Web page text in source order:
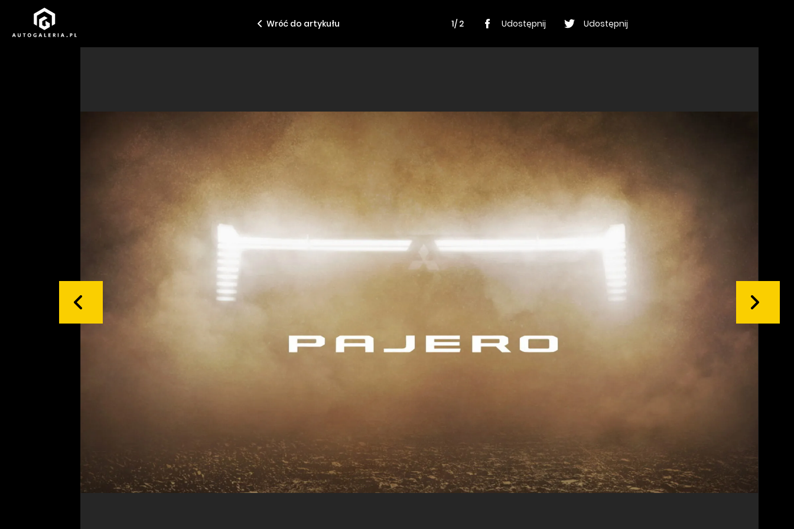
Wróć do artykułu 1/ 2 Udostępnij Udostępnij